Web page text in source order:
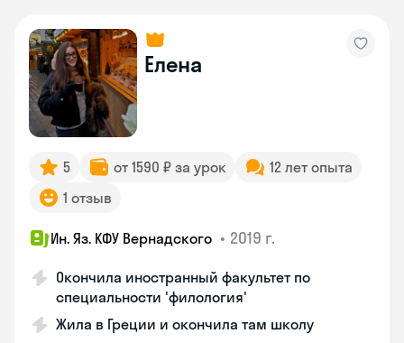
Елена
5 от 1590 ₽ за урок
12 лет опыта
1 отзыв
Ин. Яз. КФУ Вернадского • 2019 г.
Окончила иностранный факультет по
специальности 'филология'
Жила в Греции и окончила там школу